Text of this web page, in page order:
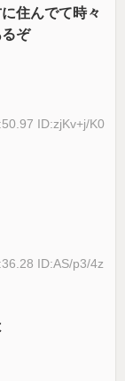
住んでて時々
ぞ
ID:zjKv+j/K0
ID:AS/p3/4z